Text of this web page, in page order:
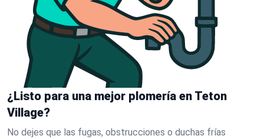
¿Listo para una mejor plomería en Teton
Village?
No dejes que las fugas, obstrucciones o duchas frías